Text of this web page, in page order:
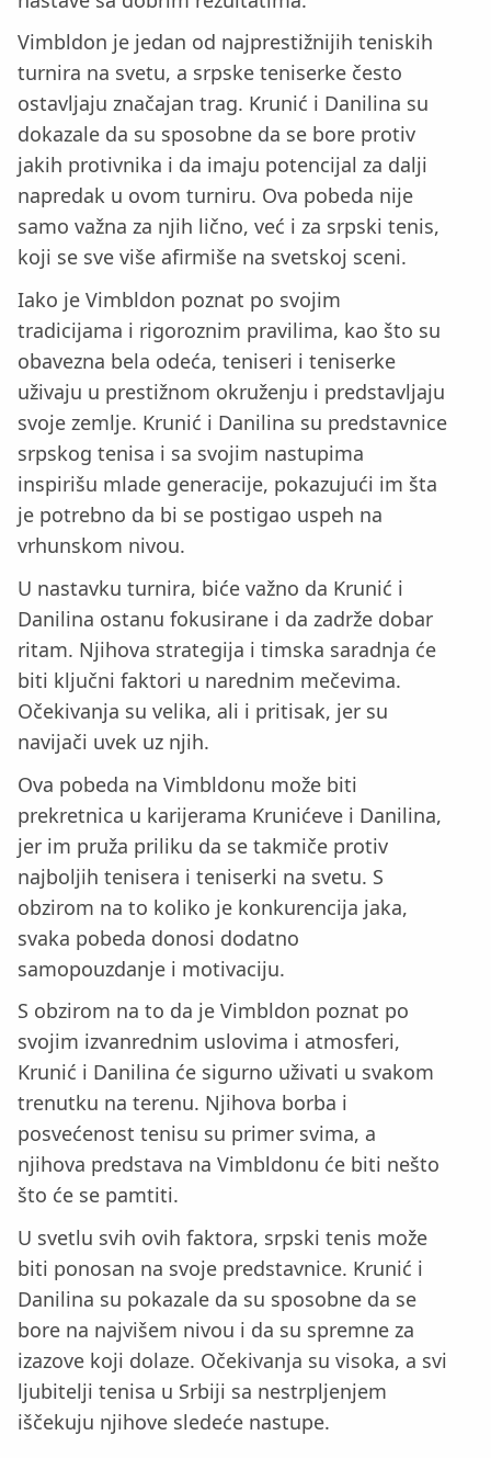
Vimbldon je jedan od najprestižnijih teniskih
turnira na svetu, a srpske teniserke često
ostavljaju značajan trag. Krunić i Danilina su
dokazale da su sposobne da se bore protiv
jakih protivnika i da imaju potencijal za dalji
napredak u ovom turniru. Ova pobeda nije
samo važna za njih lično, već i za srpski tenis,
koji se sve više afirmiše na svetskoj sceni.
Iako je Vimbldon poznat po svojim
tradicijama i rigoroznim pravilima, kao što su
obavezna bela odeća, teniseri i teniserke
uživaju u prestižnom okruženju i predstavljaju
svoje zemlje. Krunić i Danilina su predstavnice
srpskog tenisa i sa svojim nastupima
inspirišu mlade generacije, pokazujući im šta
je potrebno da bi se postigao uspeh na
vrhunskom nivou.
U nastavku turnira, biće važno da Krunić i
Danilina ostanu fokusirane i da zadrže dobar
ritam. Njihova strategija i timska saradnja će
biti ključni faktori u narednim mečevima.
Očekivanja su velika, ali i pritisak, jer su
navijači uvek uz njih.
Ova pobeda na Vimbldonu može biti
prekretnica u karijerama Krunićeve i Danilina,
jer im pruža priliku da se takmiče protiv
najboljih tenisera i teniserki na svetu. S
obzirom na to koliko je konkurencija jaka,
svaka pobeda donosi dodatno
samopouzdanje i motivaciju.
S obzirom na to da je Vimbldon poznat po
svojim izvanrednim uslovima i atmosferi,
Krunić i Danilina će sigurno uživati u svakom
trenutku na terenu. Njihova borba i
posvećenost tenisu su primer svima, a
njihova predstava na Vimbldonu će biti nešto
što će se pamtiti.
U svetlu svih ovih faktora, srpski tenis može
biti ponosan na svoje predstavnice. Krunić i
Danilina su pokazale da su sposobne da se
bore na najvišem nivou i da su spremne za
izazove koji dolaze. Očekivanja su visoka, a svi
ljubitelji tenisa u Srbiji sa nestrpljenjem
iščekuju njihove sledeće nastupe.